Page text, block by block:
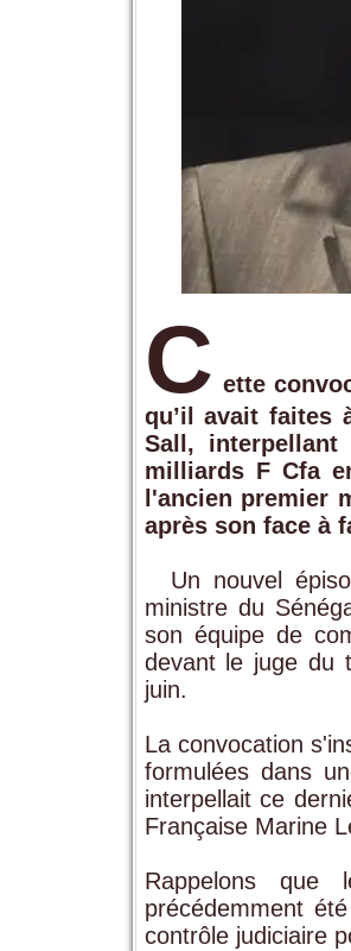
C ette
qu’il avait faites
Sall,
milliards F Cfa
l'ancien premier
après son face à
Un nouvel
ministre du
son équipe de
devant le juge du
juin.
La convocation
formulées dans
interpellait ce
Française Marine
Rappelons que
précédemment
contrôle judiciaire